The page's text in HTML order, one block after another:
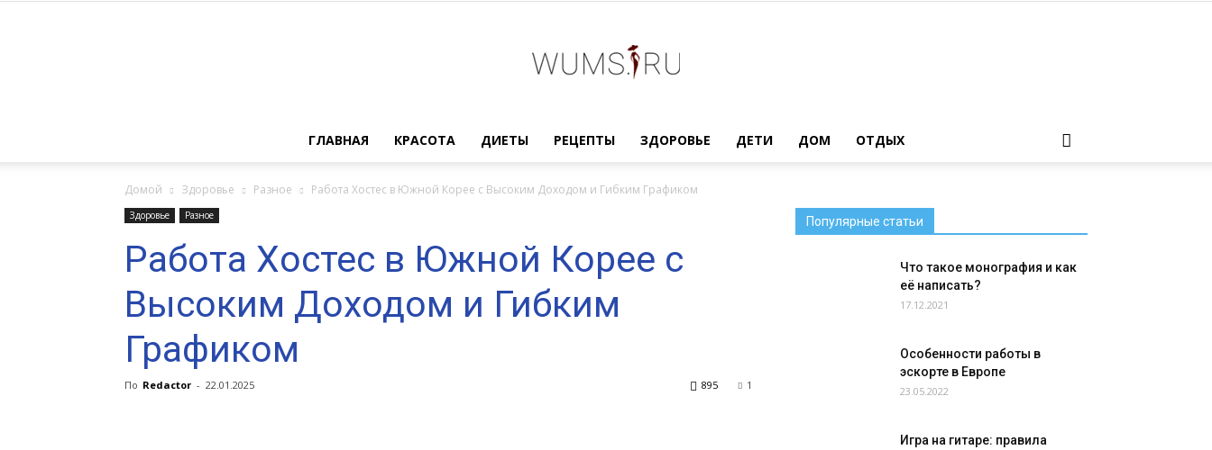
Женский
журнал
ГЛАВНАЯ КРАСОТА ДИЕТЫ РЕЦЕПТЫ ЗДОРОВЬЕ ДЕТИ ДОМ ОТДЫХ
Домой Здоровье Разное Работа Хостес в Южной Корее с Высоким Доходом и Гибким Графиком
Здоровье Разное
Работа Хостес в Южной Корее с
Высоким Доходом и Гибким
Графиком
По Redactor - 22.01.2025 1
895
Популярные статьи
Что такое монография и как
её написать?
17.12.2021
Особенности работы в
эскорте в Европе
23.05.2022
Игра на гитаре: правила